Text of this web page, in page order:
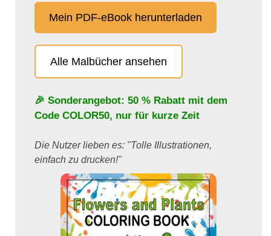
Mein PDF-eBook herunterladen
Alle Malbücher ansehen
🎉 Sonderangebot: 50 % Rabatt mit dem
Code COLOR50, nur für kurze Zeit
Die Nutzer lieben es: "Tolle Illustrationen,
einfach zu drucken!"